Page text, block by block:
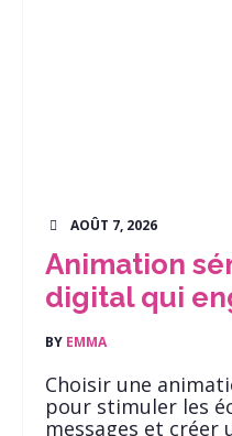
AOÛT 7, 2026
Animation
digital qui
BY EMMA
Choisir une
pour stimuler les
messages et